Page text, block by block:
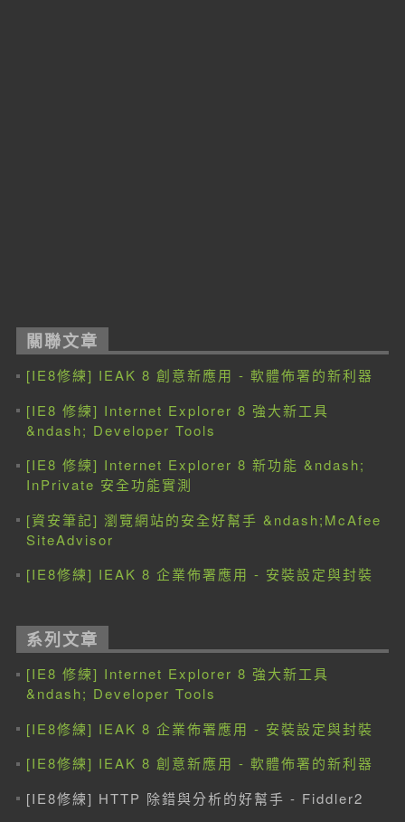
關聯文章
[IE8修練] IEAK 8 創意新應用 - 軟體佈署的新利器
[IE8 修練] Internet Explorer 8 強大新工具
&ndash; Developer Tools
[IE8 修練] Internet Explorer 8 新功能 &ndash;
InPrivate 安全功能實測
[資安筆記] 瀏覽網站的安全好幫手 &ndash;McAfee
SiteAdvisor
[IE8修練] IEAK 8 企業佈署應用 - 安裝設定與封裝
系列文章
[IE8 修練] Internet Explorer 8 強大新工具
&ndash; Developer Tools
[IE8修練] IEAK 8 企業佈署應用 - 安裝設定與封裝
[IE8修練] IEAK 8 創意新應用 - 軟體佈署的新利器
[IE8修練] HTTP 除錯與分析的好幫手 - Fiddler2